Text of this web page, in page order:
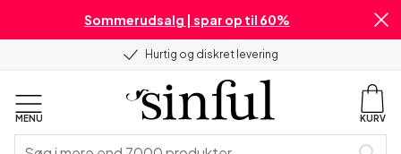
Sommerudsalg | spar op til 60%
Hurtig og diskret levering
MENU KURV